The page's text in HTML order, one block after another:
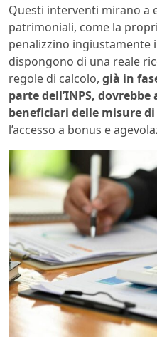
Questi interventi mirano a
patrimoniali, come la
penalizzino ingiustamente
dispongono di una reale
regole di calcolo, già in
parte dell’INPS,
beneficiari delle misure
l’accesso a bonus e